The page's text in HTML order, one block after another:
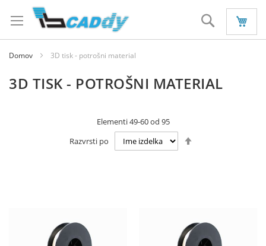
Preskoči
na
vsebino
Iskanje
Domov 3D tisk - potrošni material
3D TISK - POTROŠNI MATERIAL
Elementi49-60od 95
Razvrsti po